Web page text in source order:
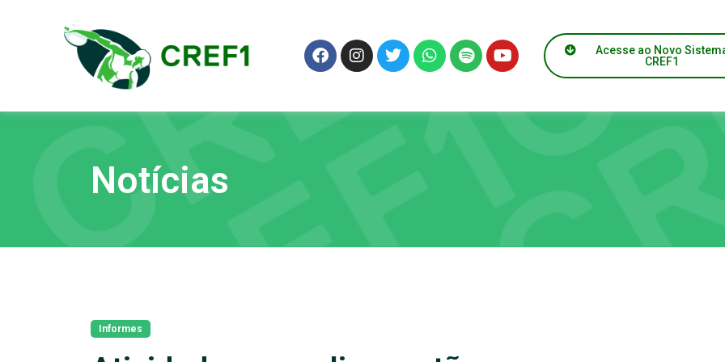
Acesse ao Novo
CREF1
Notícias
Informes